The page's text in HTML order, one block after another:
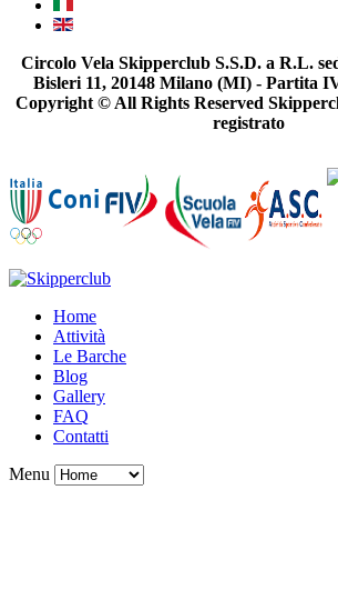
Circolo Vela Skipperclub S.S.D. a R.L.
Bisleri 11, 20148 Milano (MI) - Partita
Copyright © All Rights Reserved
registrato
Home
Attività
Le Barche
Blog
Gallery
FAQ
Contatti
Menu